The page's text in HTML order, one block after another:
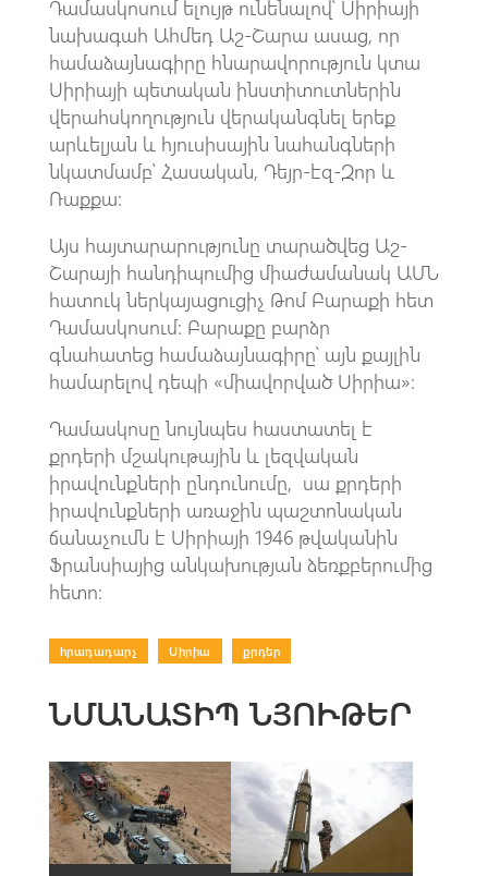
Դամասկոսում ելույթ ունենալով՝ Սիրիայի
նախագահ Ահմեդ Աշ-Շարա ասաց, որ
համաձայնագիրը հնարավորություն կտա
Սիրիայի պետական ինստիտուտներին
վերահսկողություն վերականգնել երեք
արևելյան և հյուսիսային նահանգների
նկատմամբ՝ Հասական, Դեյր-էզ-Զոր և
Ռաքքա:
Այս հայտարարությունը տարածվեց Աշ-
Շարայի հանդիպումից միաժամանակ ԱՄՆ
հատուկ ներկայացուցիչ Թոմ Բարաքի հետ
Դամասկոսում: Բարաքը բարձր
գնահատեց համաձայնագիրը՝ այն քայլին
համարելով դեպի «միավորված Սիրիա»:
Դամասկոսը նույնպես հաստատել է
քրդերի մշակութային և լեզվական
իրավունքների ընդունումը, սա քրդերի
իրավունքների առաջին պաշտոնական
ճանաչումն է Սիրիայի 1946 թվականին
Ֆրանսիայից անկախության ձեռքբերումից
հետո:
հրադադարչ Սիրիա քրդեր
ՆՄԱՆԱՏԻՊ ՆՅՈՒԹԵՐ